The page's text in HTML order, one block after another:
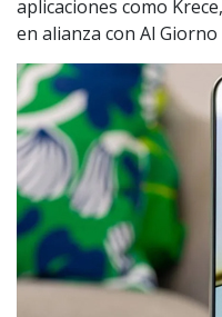
aplicaciones como
en alianza con Al